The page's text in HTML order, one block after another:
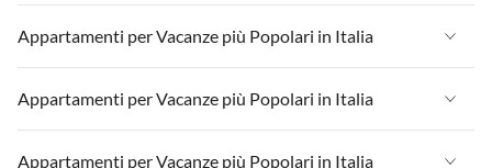
Appartamenti per Vacanze in Liguria
Appartamenti per Vacanze in Lombardia
Appartamenti per Vacanze in Lago di Garda
Appartamenti per Vacanze in Italia
Appartamenti per Vacanze in Liguria
Appartamenti per Vacanze in Lombardia
Appartamenti per Vacanze più Popolari in Italia
Appartamenti per Vacanze in Italia
Appartamenti per Vacanze in Liguria
Appartamenti per Vacanze più Popolari in Italia
Appartamenti per Vacanze in Italia
Appartamenti per Vacanze più Popolari in Italia